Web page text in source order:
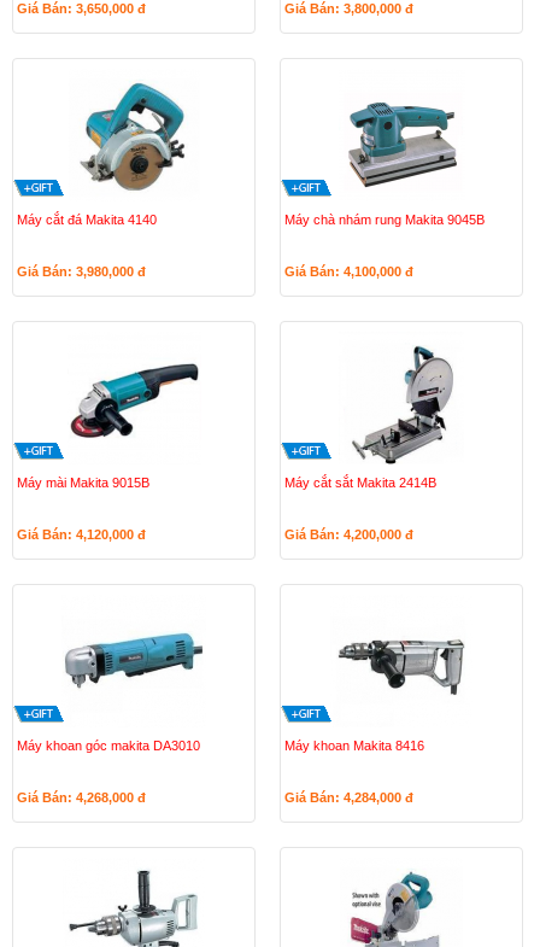
Giá Bán: 3,650,000 đ Giá Bán: 3,800,000 đ
Máy cắt đá Makita 4140
Giá Bán: 3,980,000 đ
Máy chà nhám rung Makita 9045B
Giá Bán: 4,100,000 đ
Máy mài Makita 9015B
Giá Bán: 4,120,000 đ
Máy cắt sắt Makita 2414B
Giá Bán: 4,200,000 đ
Máy khoan góc makita DA3010
Giá Bán: 4,268,000 đ
Máy khoan Makita 8416
Giá Bán: 4,284,000 đ